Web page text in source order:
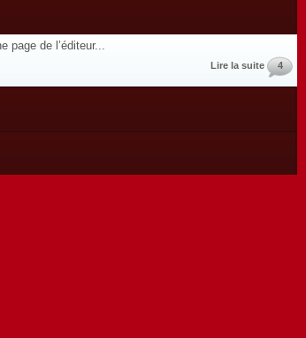
page de l’éditeur...
Lire la suite 4